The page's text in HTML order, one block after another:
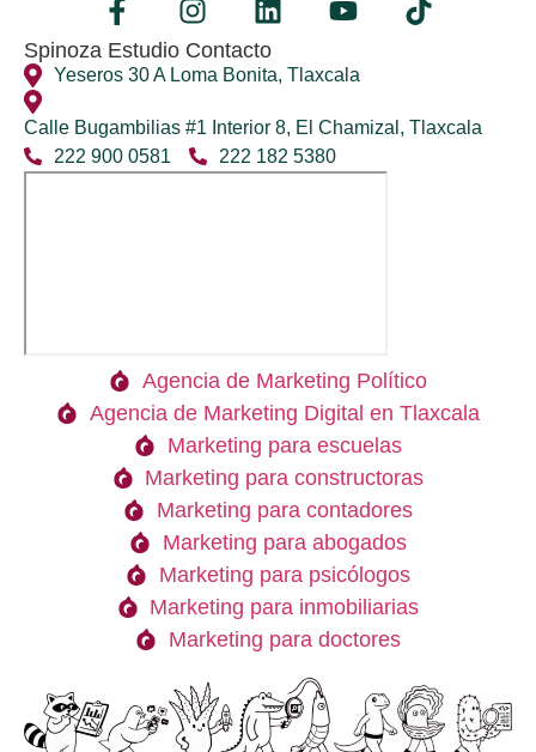
Spinoza Estudio Contacto
Yeseros 30 A Loma Bonita, Tlaxcala
Calle Bugambilias #1 Interior 8, El Chamizal, Tlaxcala
222 900 0581
222 182 5380
Agencia de Marketing Político
Agencia de Marketing Digital en Tlaxcala
Marketing para escuelas
Marketing para constructoras
Marketing para contadores
Marketing para abogados
Marketing para psicólogos
Marketing para inmobiliarias
Marketing para doctores